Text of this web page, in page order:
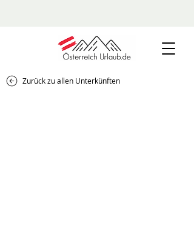
Zurück zu allen Unterkünften